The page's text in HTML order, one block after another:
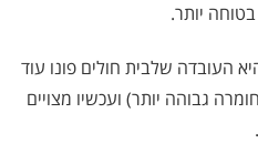
יותר.
העובדה שלבית חולים פונו עוד
גבוהה יותר) ועכשיו מצויים